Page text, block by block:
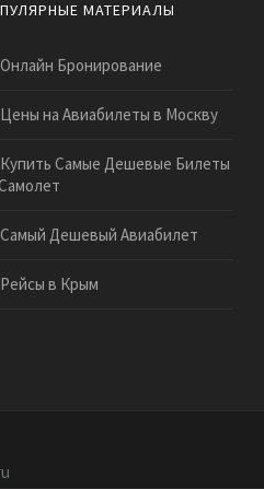
МАТЕРИАЛЫ
Онлайн Бронирование
Цены на Авиабилеты в Москву
Купить Самые Дешевые Билеты
Самый Дешевый Авиабилет
Рейсы в Крым